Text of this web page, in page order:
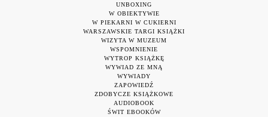
UNBOXING
W OBIEKTYWIE
W PIEKARNI W CUKIERNI
WARSZAWSKIE TARGI KSIĄŻKI
WIZYTA W MUZEUM
WSPOMNIENIE
WYTROP KSIĄŻKĘ
WYWIAD ZE MNĄ
WYWIADY
ZAPOWIEDŹ
ZDOBYCZE KSIĄŻKOWE
AUDIOBOOK
ŚWIT EBOOKÓW